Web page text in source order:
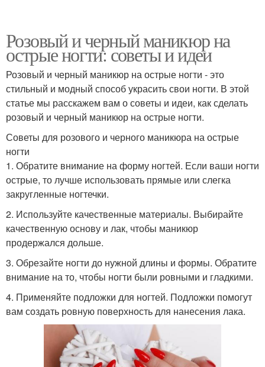
Розовый и черный маникюр на
острые ногти: советы и идеи
Розовый и черный маникюр на острые ногти - это
стильный и модный способ украсить свои ногти. В этой
статье мы расскажем вам о советы и идеи, как сделать
розовый и черный маникюр на острые ногти.
Советы для розового и черного маникюра на острые
ногти
1. Обратите внимание на форму ногтей. Если ваши ногти
острые, то лучше использовать прямые или слегка
закругленные ногтечки.
2. Используйте качественные материалы. Выбирайте
качественную основу и лак, чтобы маникюр
продержался дольше.
3. Обрезайте ногти до нужной длины и формы. Обратите
внимание на то, чтобы ногти были ровными и гладкими.
4. Применяйте подложки для ногтей. Подложки помогут
вам создать ровную поверхность для нанесения лака.